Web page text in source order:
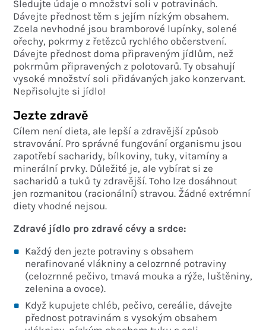
Sledujte údaje o množství soli v potravinách.
Dávejte přednost těm s jejím nízkým obsahem.
Zcela nevhodné jsou bramborové lupínky, solené
ořechy, pokrmy z řetězců rychlého občerstvení.
Dávejte přednost doma připraveným jídlům, než
pokrmům připravených z polotovarů. Ty obsahují
vysoké množství soli přidávaných jako konzervant.
Nepřisolujte si jídlo!
Jezte zdravě
Cílem není dieta, ale lepší a zdravější způsob
stravování. Pro správné fungování organismu jsou
zapotřebí sacharidy, bílkoviny, tuky, vitamíny a
minerální prvky. Důležité je, ale vybírat si ze
sacharidů a tuků ty zdravější. Toho lze dosáhnout
jen rozmanitou (racionální) stravou. Žádné extrémní
diety vhodné nejsou.
Zdravé jídlo pro zdravé cévy a srdce:
Každý den jezte potraviny s obsahem
nerafinované vlákniny a celozrnné potraviny
(celozrnné pečivo, tmavá mouka a rýže, luštěniny,
zelenina a ovoce).
Když kupujete chléb, pečivo, cereálie, dávejte
přednost potravinám s vysokým obsahem